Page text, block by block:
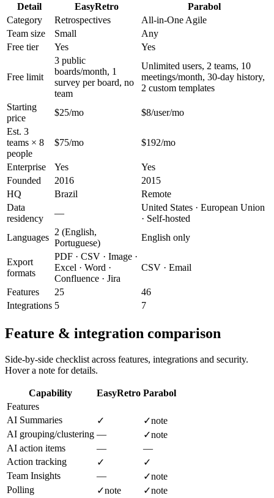
Detail
EasyRetro
Parabol
Category
Retrospectives
All-in-One Agile
Team size
Small
Any
Free tier
Yes Yes
Free limit
3 public
boards/month, 1
survey per board, no
team
Unlimited users, 2 teams, 10
meetings/month, 30-day history,
2 custom templates
Starting
price
$25/mo
$8/user/mo
Est. 3
teams × 8
people
$75/mo $192/mo
Enterprise Yes
Yes
Founded
2016
2015
HQ
Brazil
Remote
Data
residency
—
United States · European Union
· Self-hosted
Languages
2 (English,
Portuguese)
English only
Export
formats
PDF · CSV · Image ·
Excel · Word ·
Confluence · Jira
CSV · Email
Features 25
46
Integrations 5 7
Feature & integration comparison
Side-by-side checklist across features, integrations and security.
Hover a note for details.
Capability EasyRetro Parabol
Features
AI Summaries
✓ ✓note
AI grouping/clustering — ✓note
AI action items
—
—
Action tracking
✓
✓
Team Insights
— ✓note
Polling
✓note ✓note